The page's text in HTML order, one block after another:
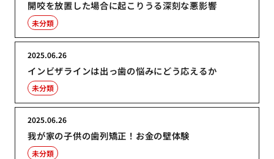
開咬を放置した場合に起こりうる深刻な悪影響
未分類
インビザラインは出っ歯の悩みにどう応えるか
2025.06.26
未分類
我が家の子供の歯列矯正！お金の壁体験
2025.06.26
未分類